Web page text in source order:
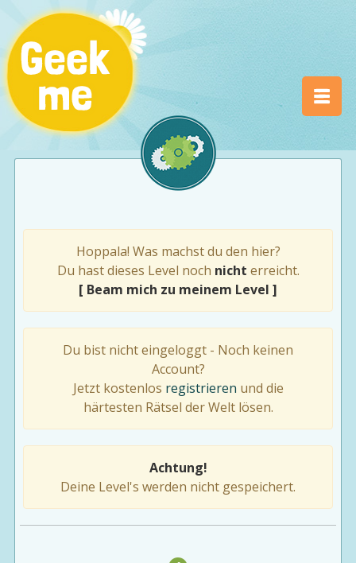
Hoppala! Was machst du den hier?
Du hast dieses Level noch nicht erreicht.
[ Beam mich zu meinem Level ]
Du bist nicht eingeloggt - Noch keinen
Account?
Jetzt kostenlos registrieren und die
härtesten Rätsel der Welt lösen.
Achtung!
Deine Level's werden nicht gespeichert.